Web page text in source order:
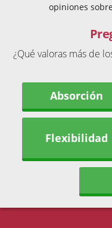
opiniones
¿Qué valoras más de
Absorción
Flexibilidad